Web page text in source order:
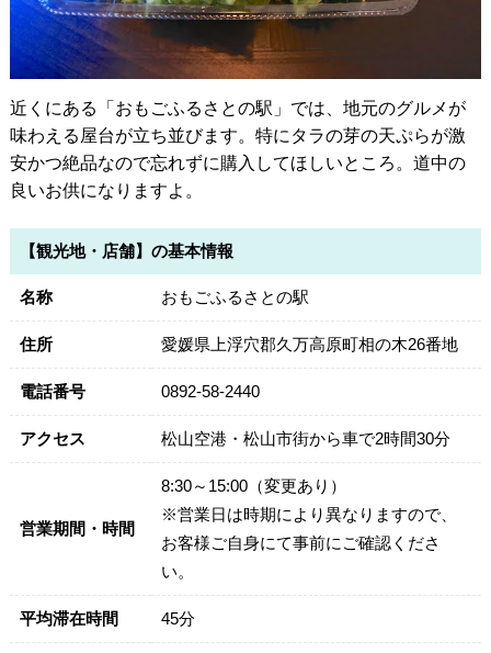
近くにある「おもごふるさとの駅」では、地元のグルメが
味わえる屋台が立ち並びます。特にタラの芽の天ぷらが激
安かつ絶品なので忘れずに購入してほしいところ。道中の
良いお供になりますよ。
【観光地・店舗】の基本情報
名称 おもごふるさとの駅
住所 愛媛県上浮穴郡久万高原町相の木26番地
電話番号 0892-58-2440
アクセス 松山空港・松山市街から車で2時間30分
営業期間・時間
8:30～15:00（変更あり）
※営業日は時期により異なりますので、
お客様ご自身にて事前にご確認くださ
い。
平均滞在時間 45分